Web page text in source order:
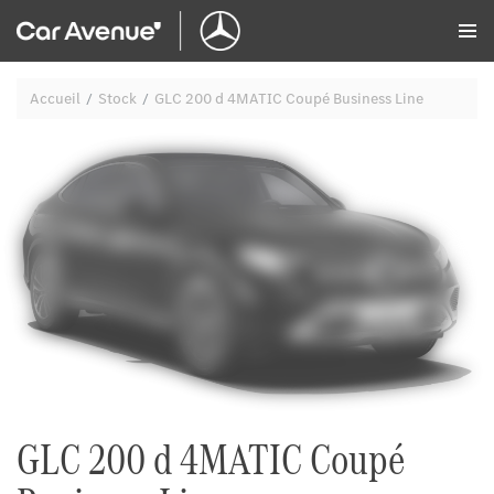
Accueil Stock GLC 200 d 4MATIC Coupé Business Line
GLC 200 d 4MATIC Coupé